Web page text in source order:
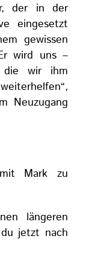
der in der
eingesetzt
gewissen
wird uns –
die wir ihm
Neuzugang
Mark zu
längeren
jetzt nach